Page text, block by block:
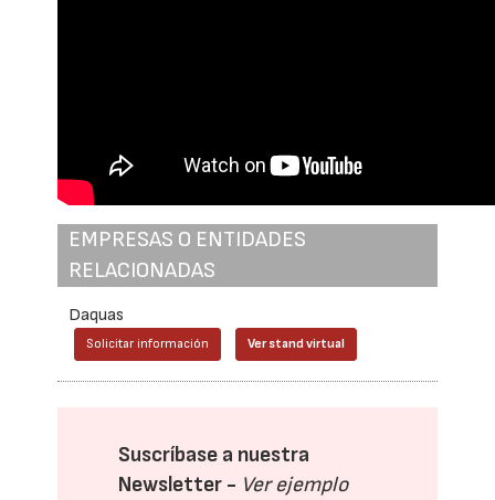
EMPRESAS O ENTIDADES
RELACIONADAS
Daquas
Solicitar información Ver stand virtual
Suscríbase a nuestra
Newsletter - Ver ejemplo